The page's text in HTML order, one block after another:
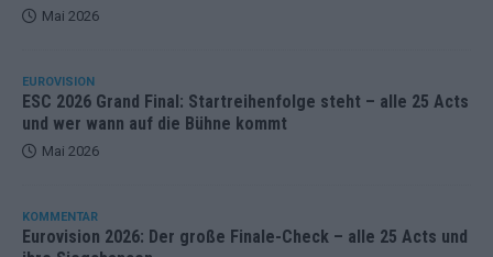
Mai 2026
EUROVISION
ESC 2026 Grand Final: Startreihenfolge steht – alle 25 Acts
und wer wann auf die Bühne kommt
Mai 2026
KOMMENTAR
Eurovision 2026: Der große Finale-Check – alle 25 Acts und